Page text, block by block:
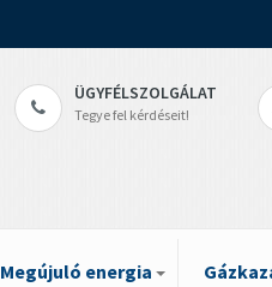
ÜGYFÉLSZOLGÁLAT
Tegye fel kérdéseit!
Megújuló energia